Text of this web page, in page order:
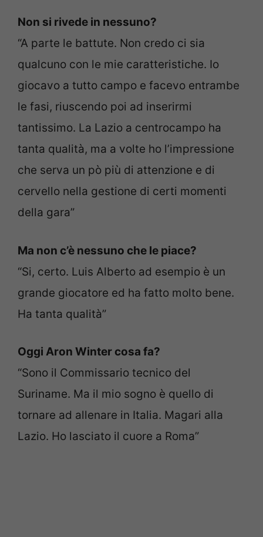
Non si rivede in nessuno?
“A parte le battute. Non credo ci sia
qualcuno con le mie caratteristiche. Io
giocavo a tutto campo e facevo entrambe
le fasi, riuscendo poi ad inserirmi
tantissimo. La Lazio a centrocampo ha
tanta qualità, ma a volte ho l’impressione
che serva un pò più di attenzione e di
cervello nella gestione di certi momenti
della gara”
Ma non c’è nessuno che le piace?
“Si, certo. Luis Alberto ad esempio è un
grande giocatore ed ha fatto molto bene.
Ha tanta qualità”
Oggi Aron Winter cosa fa?
“Sono il Commissario tecnico del
Suriname. Ma il mio sogno è quello di
tornare ad allenare in Italia. Magari alla
Lazio. Ho lasciato il cuore a Roma”